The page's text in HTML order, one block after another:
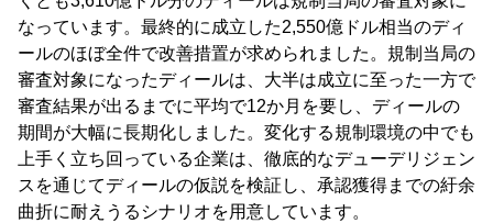
なっています。最終的に成立した2,550億ドル相当のディ
ールのほぼ全件で改善措置が求められました。規制当局の
審査対象になったディールは、大半は成立に至った一方で
審査結果が出るまでに平均で12か月を要し、ディールの
期間が大幅に長期化しました。変化する規制環境の中でも
上手く立ち回っている企業は、徹底的なデューデリジェン
スを通じてディールの仮説を検証し、承認獲得までの紆余
曲折に耐えうるシナリオを用意しています。